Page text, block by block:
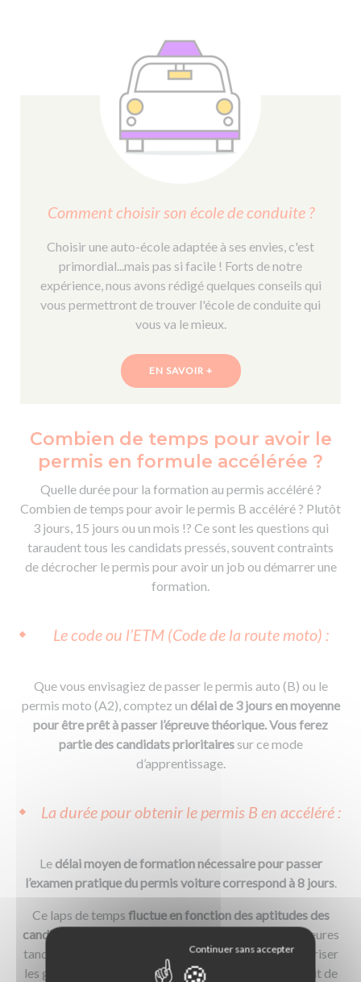
Comment choisir son école de conduite ?
Choisir une auto-école adaptée à ses envies, c'est
primordial...mais pas si facile ! Forts de notre
expérience, nous avons rédigé quelques conseils qui
vous permettront de trouver l'école de conduite qui
vous va le mieux.
EN SAVOIR +
Combien de temps pour avoir le
permis en formule accélérée ?
Quelle durée pour la formation au permis accéléré ?
Combien de temps pour avoir le permis B accéléré ? Plutôt
3 jours, 15 jours ou un mois !? Ce sont les questions qui
taraudent tous les candidats pressés, souvent contraints
de décrocher le permis pour avoir un job ou démarrer une
formation.
Le code ou l’ETM (Code de la route moto) :
Que vous envisagiez de passer le permis auto (B) ou le
permis moto (A2), comptez un délai de 3 jours en moyenne
pour être prêt à passer l’épreuve théorique. Vous ferez
partie des candidats prioritairessur ce mode
d’apprentissage.
La durée pour obtenir le permis B en accéléré :
Ledélai moyen de formation nécessaire pour passer
l’examen pratique du permis voiture correspond à 8 jours.
Ce laps de temps fluctue en fonction des aptitudes des
candidats
. Certains élèves sont prêts au bout de 20 heures
tandis que d’autres ont besoin de 30 heures pour maîtriser
les gestes techniques de la conduite. Par ailleurs, le fait de